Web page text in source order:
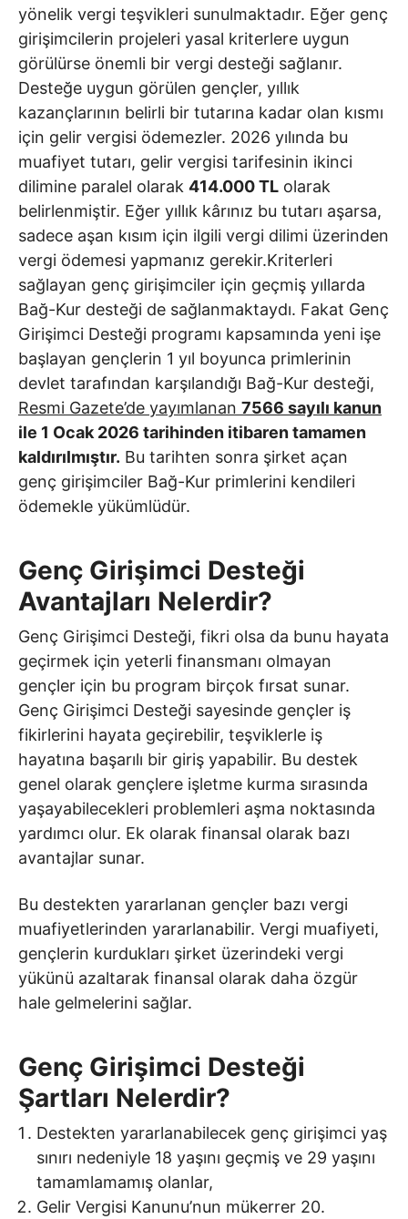
yönelik vergi teşvikleri sunulmaktadır. Eğer genç
girişimcilerin projeleri yasal kriterlere uygun
görülürse önemli bir vergi desteği sağlanır.
Desteğe uygun görülen gençler, yıllık
kazançlarının belirli bir tutarına kadar olan kısmı
için gelir vergisi ödemezler. 2026 yılında bu
muafiyet tutarı, gelir vergisi tarifesinin ikinci
dilimine paralel olarak 414.000 TL olarak
belirlenmiştir. Eğer yıllık kârınız bu tutarı aşarsa,
sadece aşan kısım için ilgili vergi dilimi üzerinden
vergi ödemesi yapmanız gerekir.Kriterleri
sağlayan genç girişimciler için geçmiş yıllarda
Bağ-Kur desteği de sağlanmaktaydı. Fakat Genç
Girişimci Desteği programı kapsamında yeni işe
başlayan gençlerin 1 yıl boyunca primlerinin
devlet tarafından karşılandığı Bağ-Kur desteği,
Resmi Gazete’de yayımlanan 7566 sayılı kanun
ile 1 Ocak 2026 tarihinden itibaren tamamen
kaldırılmıştır. Bu tarihten sonra şirket açan
genç girişimciler Bağ-Kur primlerini kendileri
ödemekle yükümlüdür.
Genç Girişimci Desteği
Avantajları Nelerdir?
Genç Girişimci Desteği, fikri olsa da bunu hayata
geçirmek için yeterli finansmanı olmayan
gençler için bu program birçok fırsat sunar.
Genç Girişimci Desteği sayesinde gençler iş
fikirlerini hayata geçirebilir, teşviklerle iş
hayatına başarılı bir giriş yapabilir. Bu destek
genel olarak gençlere işletme kurma sırasında
yaşayabilecekleri problemleri aşma noktasında
yardımcı olur. Ek olarak finansal olarak bazı
avantajlar sunar.
Bu destekten yararlanan gençler bazı vergi
muafiyetlerinden yararlanabilir. Vergi muafiyeti,
gençlerin kurdukları şirket üzerindeki vergi
yükünü azaltarak finansal olarak daha özgür
hale gelmelerini sağlar.
Genç Girişimci Desteği
Şartları Nelerdir?
Destekten yararlanabilecek genç girişimci yaş
sınırı nedeniyle 18 yaşını geçmiş ve 29 yaşını
tamamlamamış olanlar,
Gelir Vergisi Kanunu’nun mükerrer 20.